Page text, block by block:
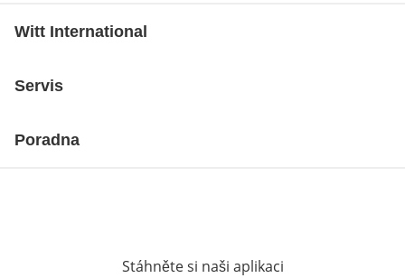
Witt International
Servis
Poradna
Stáhněte si naši aplikaci